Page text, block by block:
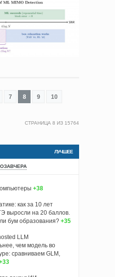
7 8 9
10
СТРАНИЦА 8 ИЗ 15764
ЛУЧШЕЕ
+38
как за 10 лет
выросли на 20 баллов.
бум образования? +35
LLM
чем модель во
сравниваем GLM,